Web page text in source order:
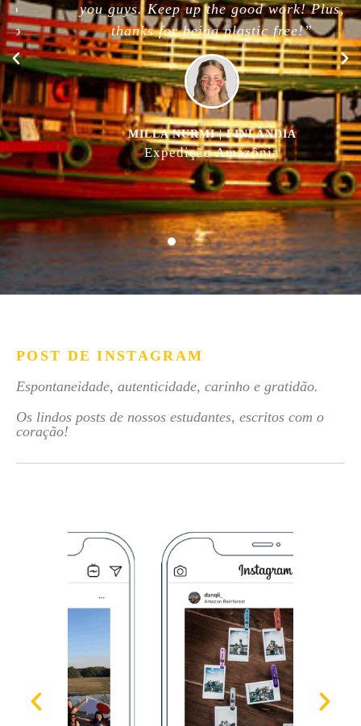
you guys. Keep up the good work! Plus,
thanks for being plastic free!”
MILLA NURMI | FINLÂNDIA
Expedição Amazônia
POST DE INSTAGRAM
Espontaneidade, autenticidade, carinho e gratidão.
Os lindos posts de nossos estudantes, escritos com o
coração!